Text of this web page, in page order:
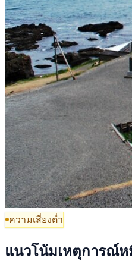
ความเสี่ยงต่ำ
แนวโน้มเหตุการณ์